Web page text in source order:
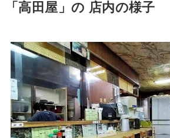
「高田屋」の 店内の様子